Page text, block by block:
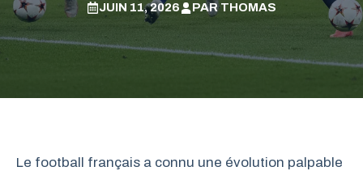
JUIN 11, 2026 PARTHOMAS
Le football français a connu une évolution palpable